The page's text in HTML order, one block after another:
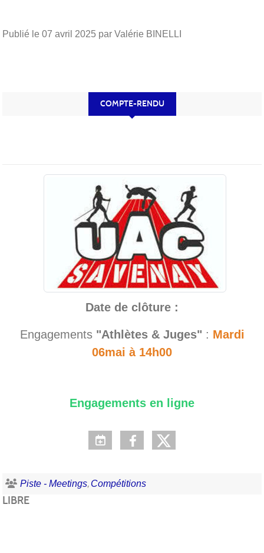
Publié le 07 avril 2025 par Valérie BINELLI
COMPTE-RENDU
Date de clôture :
Engagements "Athlètes & Juges" : Mardi
06mai à 14h00
Engagements en ligne
Piste - Meetings Compétitions
LIBRE